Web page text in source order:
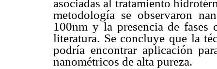
asociadas al tratamiento
metodología se observaron
100nm y la presencia de fases
literatura. Se concluye que la
podría encontrar aplicación
nanométricos de alta pureza.